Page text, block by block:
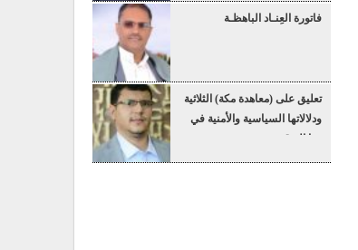
فاتورة العِنـاد الباهظـة
تعليق على (معاهدة مكة) الثلاثية
ودلالاتها السياسية والأمنية في
هذا التوقيت